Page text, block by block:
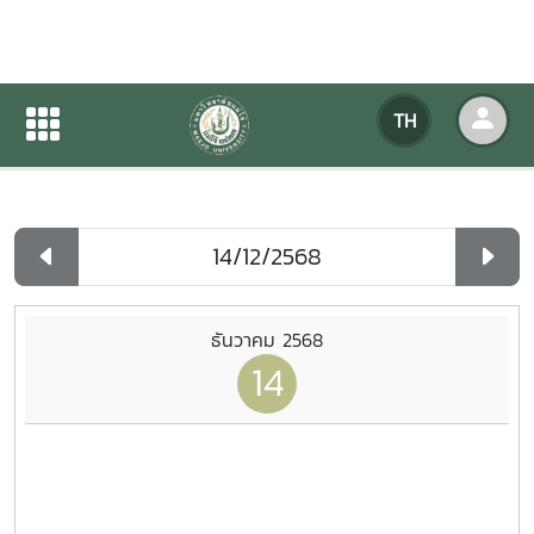
TH
ปฏิทินกิจกรรมของหน่วยงาน
ปฏิทินกิจกรรมของหน่วยงาน
ธันวาคม 2568
14